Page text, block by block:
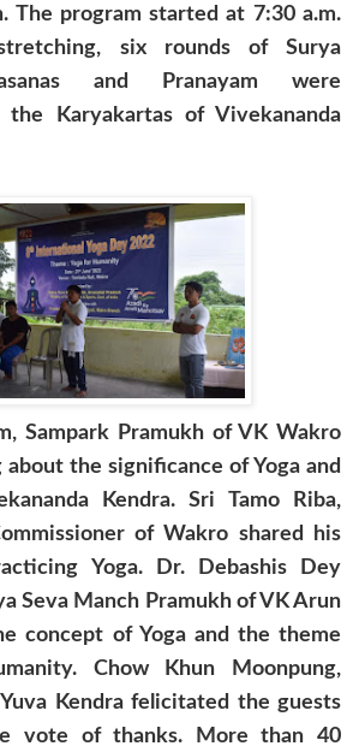
The program started at 7:30 a.m.
six rounds of Surya
and Pranayam were
the Karyakartas of Vivekananda
Sampark Pramukh of VK Wakro
the significance of Yoga and
Kendra. Sri Tamo Riba,
of Wakro shared his
Yoga. Dr. Debashis Dey
Seva Manch Pramukh of VK Arun
concept of Yoga and the theme
Chow Khun Moonpung,
Kendra felicitated the guests
vote of thanks. More than 40